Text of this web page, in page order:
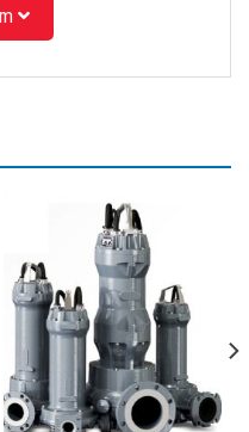
và bền bỉ.
vụ được với nhu cầu
hút nước thải trong
lẫn cặn bẩn,
lắng,
úng trong các tòa